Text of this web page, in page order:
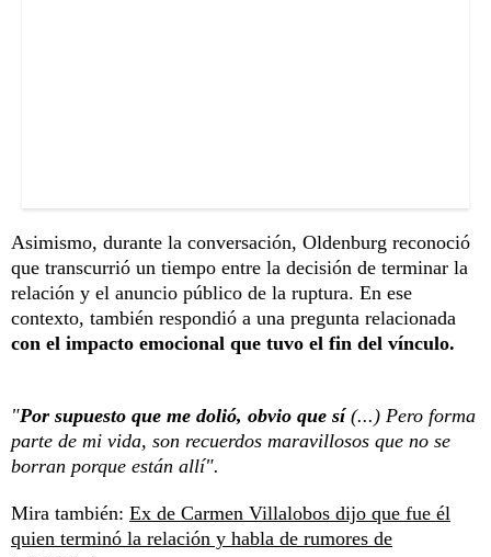
Asimismo, durante la conversación, Oldenburg reconoció
que transcurrió un tiempo entre la decisión de terminar la
relación y el anuncio público de la ruptura. En ese
contexto, también respondió a una pregunta relacionada
con el impacto emocional que tuvo el fin del vínculo.
"Por supuesto que me dolió, obvio que sí(...) Pero forma
parte de mi vida, son recuerdos maravillosos que no se
borran porque están allí".
Mira también: Ex de Carmen Villalobos dijo que fue él
quien terminó la relación y habla de rumores de